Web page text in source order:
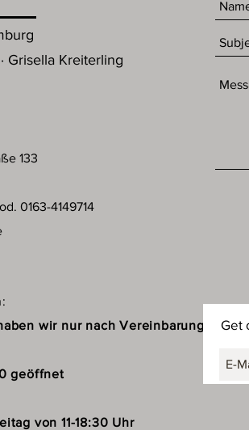
Grisella Kreiterling
133
0163-4149714
wir nur nach Vereinbarung
geöffnet
von 11-18:30 Uhr
Get